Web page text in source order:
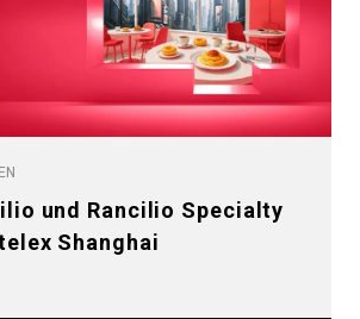
und Rancilio Specialty
Shanghai